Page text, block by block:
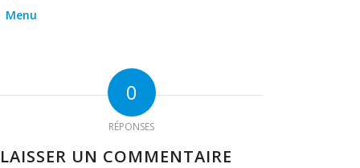
Menu
0
RÉPONSES
LAISSER UN COMMENTAIRE